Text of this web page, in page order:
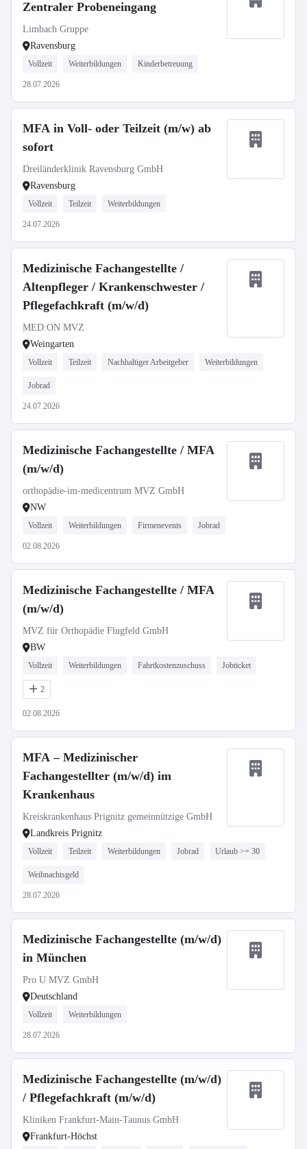
Zentraler Probeneingang
Limbach Gruppe
Ravensburg
Vollzeit Weiterbildungen Kinderbetreuung
28.07.2026
MFA in Voll- oder Teilzeit (m/w) ab
sofort
Dreiländerklinik Ravensburg GmbH
Ravensburg
Vollzeit Teilzeit Weiterbildungen
24.07.2026
Medizinische Fachangestellte /
Altenpfleger / Krankenschwester /
Pflegefachkraft (m/w/d)
MEDːON MVZ
Weingarten
Vollzeit Teilzeit Nachhaltiger Arbeitgeber Weiterbildungen
Jobrad
24.07.2026
Medizinische Fachangestellte / MFA
(m/w/d)
orthopädie-im-medicentrum MVZ GmbH
NW
Vollzeit Weiterbildungen Firmenevents Jobrad
02.08.2026
Medizinische Fachangestellte / MFA
(m/w/d)
MVZ für Orthopädie Flugfeld GmbH
BW
Vollzeit Weiterbildungen Fahrtkostenzuschuss Jobticket
2
02.08.2026
MFA – Medizinischer
Fachangestellter (m/w/d) im
Krankenhaus
Kreiskrankenhaus Prignitz gemeinnützige GmbH
Landkreis Prignitz
Vollzeit Teilzeit Weiterbildungen Jobrad Urlaub >= 30
Weihnachtsgeld
28.07.2026
Medizinische Fachangestellte (m/w/d)
in München
Pro U MVZ GmbH
Deutschland
Vollzeit Weiterbildungen
28.07.2026
Medizinische Fachangestellte (m/w/d)
/ Pflegefachkraft (m/w/d)
Kliniken Frankfurt-Main-Taunus GmbH
Frankfurt-Höchst